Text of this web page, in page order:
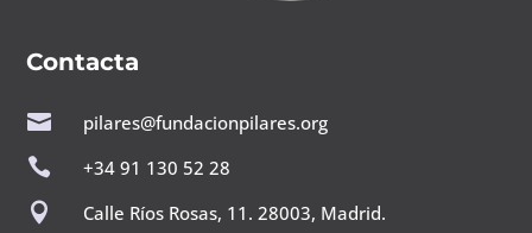
Contacta

pilares@fundacionpilares.org

+34 91 130 52 28

Calle Ríos Rosas, 11. 28003, Madrid.